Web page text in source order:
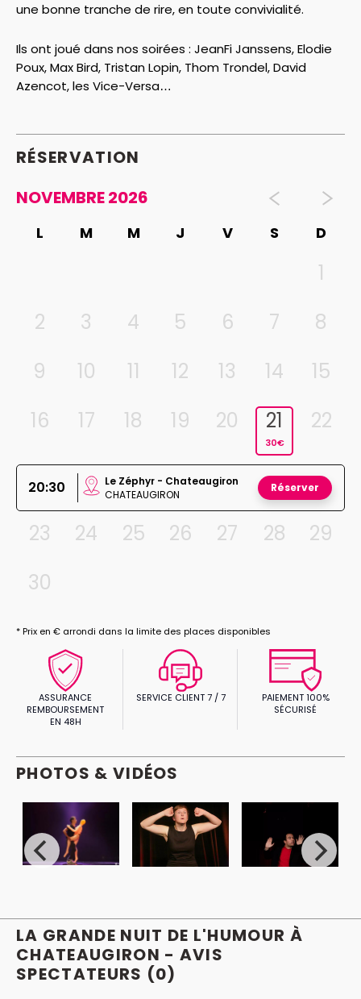
une bonne tranche de rire, en toute convivialité.
Ils ont joué dans nos soirées : JeanFi Janssens, Elodie
Poux, Max Bird, Tristan Lopin, Thom Trondel, David
Azencot, les Vice-Versa…
RÉSERVATION
NOVEMBRE 2026
L M M J V S D
1
2
3 4 5 6 7
8
9
10 11 12 13 14
15
16
17 18 19 20 21
30€
22
20:30
Le Zéphyr - Chateaugiron
CHATEAUGIRON
Réserver
23 24 25 26 27 28
29
30
* Prix en € arrondi dans la limite des places disponibles
ASSURANCE
REMBOURSEMENT
EN 48H
SERVICE CLIENT 7 / 7
PAIEMENT 100%
SÉCURISÉ
PHOTOS & VIDÉOS
LA GRANDE NUIT DE L'HUMOUR À
CHATEAUGIRON - AVIS
SPECTATEURS (0)